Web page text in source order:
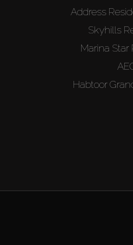
Address
Skyhills
Marina Star
Habtoor